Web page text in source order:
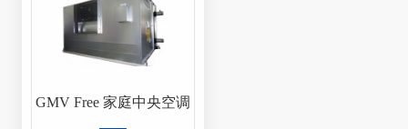
GMV Free 家庭中央空调